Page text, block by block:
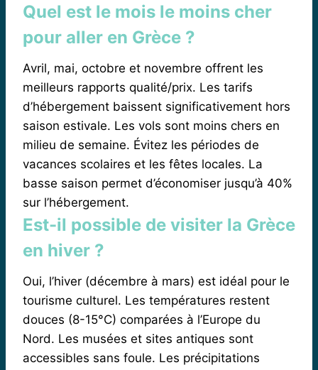
Quel est le mois le moins cher
pour aller en Grèce ?
Avril, mai, octobre et novembre offrent les
meilleurs rapports qualité/prix. Les tarifs
d’hébergement baissent significativement hors
saison estivale. Les vols sont moins chers en
milieu de semaine. Évitez les périodes de
vacances scolaires et les fêtes locales. La
basse saison permet d’économiser jusqu’à 40%
sur l’hébergement.
Est-il possible de visiter la Grèce
en hiver ?
Oui, l’hiver (décembre à mars) est idéal pour le
tourisme culturel. Les températures restent
douces (8-15°C) comparées à l’Europe du
Nord. Les musées et sites antiques sont
accessibles sans foule. Les précipitations